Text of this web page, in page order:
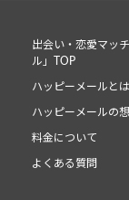
出会い・恋愛マッ
ル」TOP
ハッピーメールとは
ハッピーメールの
料金について
よくある質問